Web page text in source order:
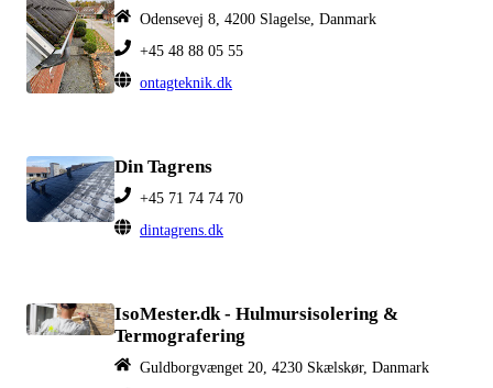
Odensevej 8, 4200 Slagelse, Danmark
+45 48 88 05 55
ontagteknik.dk
Din Tagrens
+45 71 74 74 70
dintagrens.dk
IsoMester.dk - Hulmursisolering &
Termografering
Guldborgvænget 20, 4230 Skælskør, Danmark